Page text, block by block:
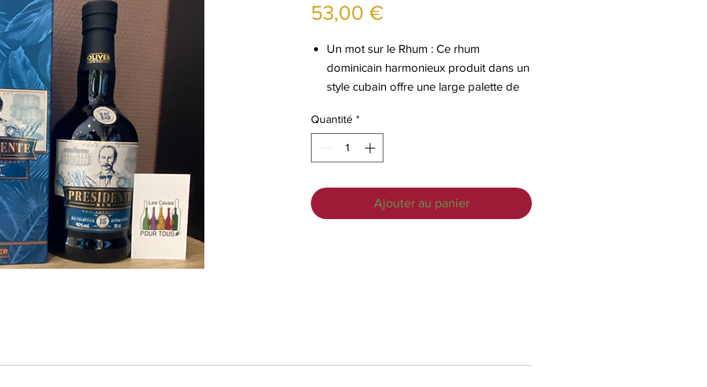
53,00 €Prix
Un mot sur le Rhum : Ce rhum
dominicain harmonieux produit dans un
style cubain offre une large palette de
plus élégants de la République
Dominicaine.
Quantité *
Ajouter au panier